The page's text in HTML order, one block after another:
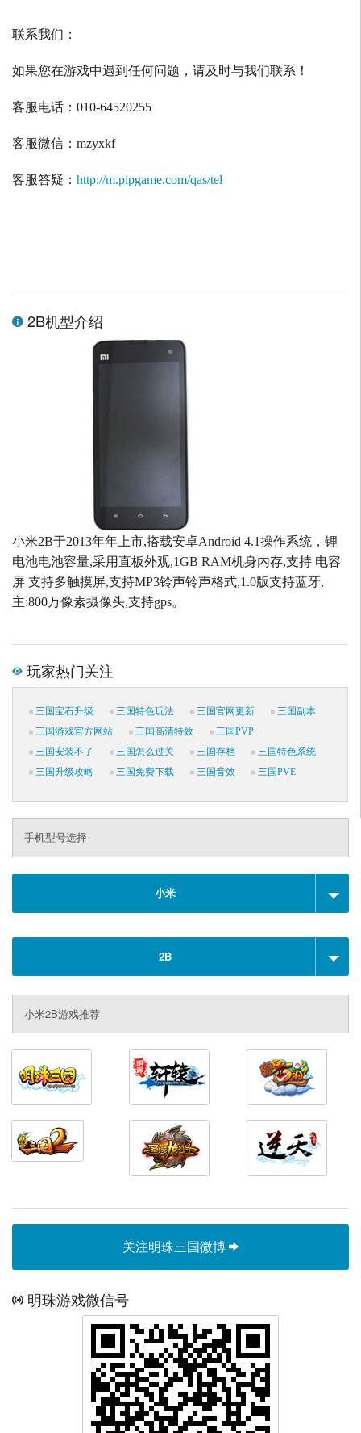
联系我们：
如果您在游戏中遇到任何问题，请及时与我们联系！
客服电话： 010-64520255
客服微信： mzyxkf
客服答疑： http://m.pipgame.com/qas/tel
2B机型介绍
小米2B于2013年年上市,搭载安卓Android 4.1操作系统，锂
电池电池容量,采用直板外观,1GB RAM机身内存,支持 电容
屏 支持多触摸屏,支持MP3铃声铃声格式,1.0版支持蓝牙,
主:800万像素摄像头,支持gps。
玩家热门关注
三国宝石升级 三国特色玩法 三国官网更新
三国副本
三国游戏官方网站
三国高清特效
三国PVP
三国安装不了
三国怎么过关 三国存档
三国特色系统
三国升级攻略
三国免费下载 三国音效 三国PVE
手机型号选择
小米
2B
小米2B游戏推荐
关注明珠三国微博
明珠游戏微信号